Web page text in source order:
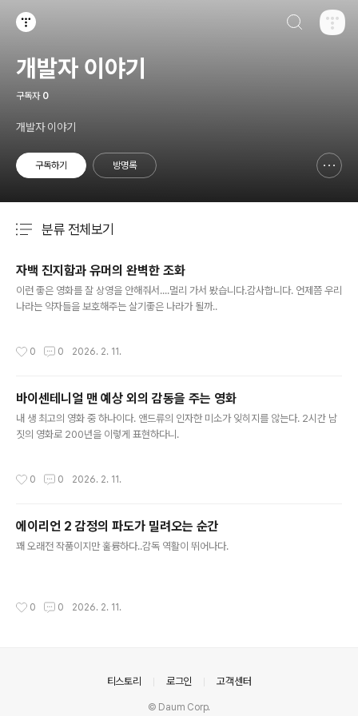
개발자 이야기
구독자 0
개발자 이야기
구독하기 방명록
분류 전체보기
자백 진지함과 유머의 완벽한 조화
이런 좋은 영화를 잘 상영을 안해줘서....멀리 가서 봤습니다.감사합니다. 언제쯤 우리
나라는 약자들을 보호해주는 살기좋은 나라가 될까..
0 0 2026. 2. 11.
바이센테니얼 맨 예상 외의 감동을 주는 영화
내 생 최고의 영화 중 하나이다. 앤드류의 인자한 미소가 잊히지를 않는다. 2시간 남
짓의 영화로 200년을 이렇게 표현하다니.
0 0 2026. 2. 11.
에이리언 2 감정의 파도가 밀려오는 순간
꽤 오래전 작품이지만 훌륭하다..감독 역활이 뛰어나다.
0 0 2026. 2. 11.
티스토리 로그인 고객센터
© Daum Corp.